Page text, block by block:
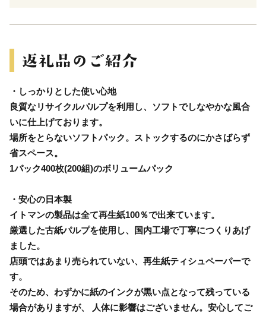
・しっかりとした使い心地
良質なリサイクルパルプを利用し、ソフトでしなやかな風合
いに仕上げております。
場所をとらないソフトパック。ストックするのにかさばらず
省スペース。
1パック400枚(200組)のボリュームパック
・安心の日本製
イトマンの製品は全て再生紙100％で出来ています。
厳選した古紙パルプを使用し、国内工場で丁寧につくりあげ
ました。
店頭ではあまり売られていない、再生紙ティシュペーパーで
す。
そのため、わずかに紙のインクが黒い点となって残っている
場合がありますが、 人体に影響はございません。安心してご